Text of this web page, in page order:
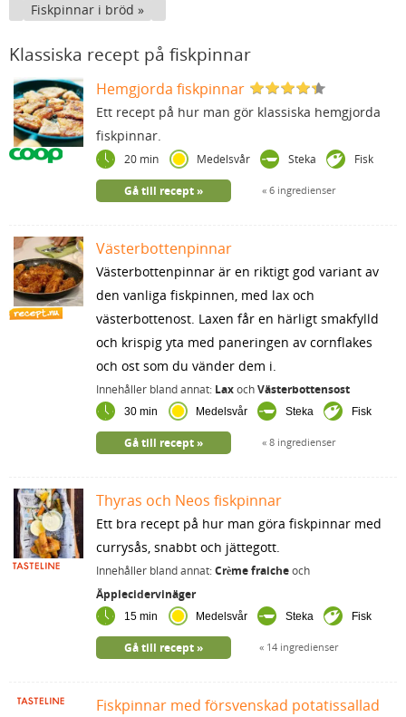
Fiskpinnar i bröd
Klassiska recept på fiskpinnar
Hemgjorda fiskpinnar
Ett recept på hur man gör klassiska hemgjorda
fiskpinnar.
20 min Medelsvår Steka Fisk
6 ingredienser
Gå till recept
Västerbottenpinnar
Västerbottenpinnar är en riktigt god variant av
den vanliga fiskpinnen, med lax och
västerbottenost. Laxen får en härligt smakfylld
och krispig yta med paneringen av cornflakes
och ost som du vänder dem i.
Innehåller bland annat: LaxochVästerbottensost
30 min Medelsvår Steka Fisk
8 ingredienser
Gå till recept
Thyras och Neos fiskpinnar
Ett bra recept på hur man göra fiskpinnar med
currysås, snabbt och jättegott.
Innehåller bland annat:Crème fraicheoch
Äpplecidervinäger
15 min Medelsvår Steka Fisk
14 ingredienser
Gå till recept
Fiskpinnar med försvenskad potatissallad